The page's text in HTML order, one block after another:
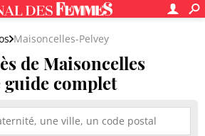
Maisoncelles-Pelvey
de Maisoncelles
guide complet